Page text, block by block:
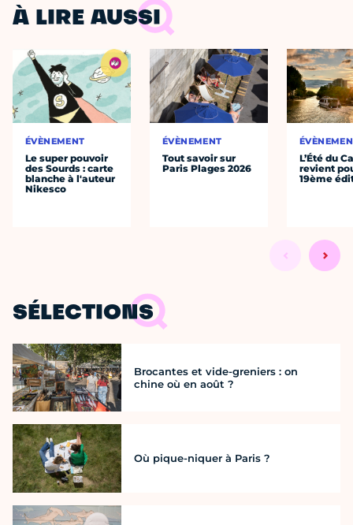
À LIRE AUSSI
ÉVÈNEMENT
Le super pouvoir
des Sourds : carte
blanche à l'auteur
Nikesco
ÉVÈNEMENT
Tout savoir sur
Paris Plages 2026
L’Été du
revient
19ème
SÉLECTIONS
Brocantes et vide-greniers : on
chine où en août ?
Où pique-niquer à Paris ?